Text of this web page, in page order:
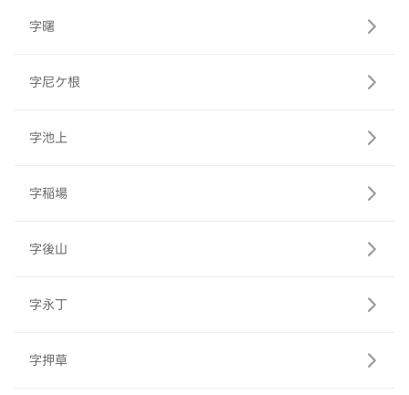
字曙
字尼ケ根
字池上
字稲場
字後山
字永丁
字押草